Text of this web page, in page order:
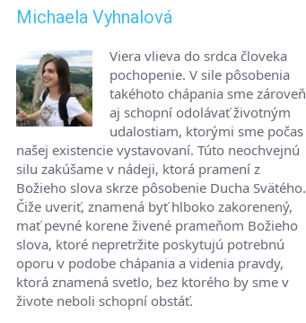
Michaela Vyhnalová
Viera vlieva do srdca človeka
pochopenie. V sile pôsobenia
takéhoto chápania sme zároveň
aj schopní odolávať životným
udalostiam, ktorými sme počas
našej existencie vystavovaní. Túto neochvejnú
silu zakúšame v nádeji, ktorá pramení z
Božieho slova skrze pôsobenie Ducha Svätého.
Čiže uveriť, znamená byť hlboko zakorenený,
mať pevné korene živené prameňom Božieho
slova, ktoré nepretržite poskytujú potrebnú
oporu v podobe chápania a videnia pravdy,
ktorá znamená svetlo, bez ktorého by sme v
živote neboli schopní obstáť.